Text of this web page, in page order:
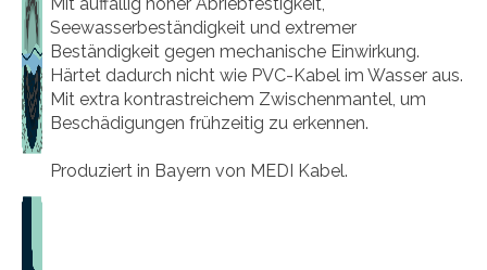
Seewasserbeständigkeit und extremer
Beständigkeit gegen mechanische Einwirkung.
Härtet dadurch nicht wie PVC-Kabel im Wasser aus.
Mit extra kontrastreichem Zwischenmantel, um
Beschädigungen frühzeitig zu erkennen.
Produziert in Bayern von MEDI Kabel.